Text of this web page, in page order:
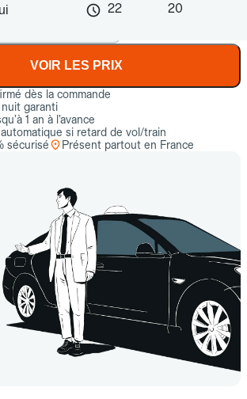
22 20
VOIR LES PRIX
dès la commande
garanti
1 an à l’avance
si retard de vol/train
sécurisé
Présent partout en France